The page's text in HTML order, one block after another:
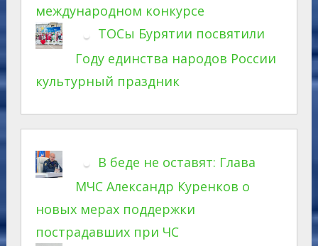
международном конкурсе
ТОСы Бурятии посвятили
Году единства народов России
культурный праздник
В беде не оставят: Глава
МЧС Александр Куренков о
новых мерах поддержки
пострадавших при ЧС